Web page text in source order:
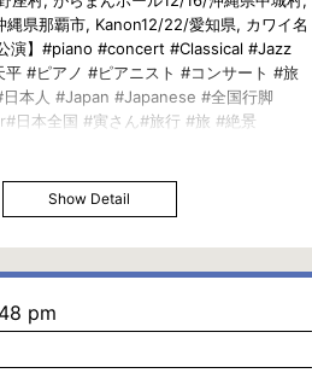
縄県那覇市, Kanon12/22/愛知県, カワイ名
演】#piano #concert #Classical #Jazz
#ピアノ #ピアニスト #コンサート #旅
日本人 #Japan #Japanese #全国行脚
日本全国 #寅さん#旅行 #旅 #絶景
Show Detail
pm